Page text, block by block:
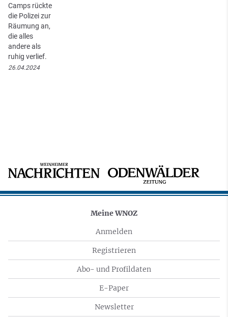
Camps rückte
die Polizei zur
Räumung an,
die alles
andere als
ruhig verlief.
26.04.2024
Meine WNOZ
Anmelden
Registrieren
Abo- und Profildaten
E-Paper
Newsletter